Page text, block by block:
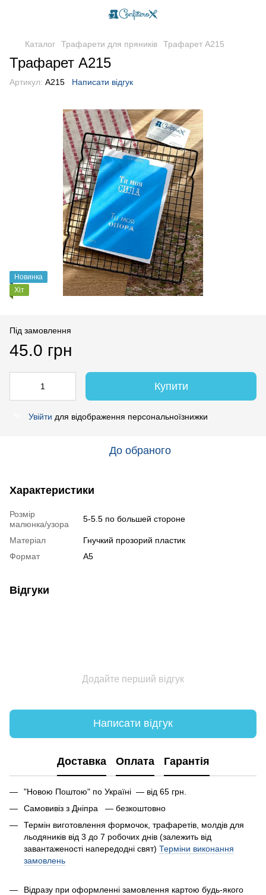
Каталог Трафарети для пряників Трафарет A215
Трафарет A215
Артикул: A215 Написати відгук
Новинка
Хіт
Під замовлення
45.0 грн
Купити
Увійти для відображення персональноїзнижки
До обраного
Характеристики
Розмір
малюнка/узора
5-5.5 по большей стороне
Матеріал
Гнучкий прозорий пластик
Формат
А5
Відгуки
Додайте перший відгук
Написати відгук
Доставка Оплата Гарантія
"Новою Поштою" по Україні — від 65 грн.
Самовивіз з Дніпра — безкоштовно
Термін виготовлення формочок, трафаретів, молдів для
льодяників від 3 до 7 робочих днів (залежить від
завантаженості напередодні свят) Терміни виконання
замовлень
Відразу при оформленні замовлення картою будь-якого